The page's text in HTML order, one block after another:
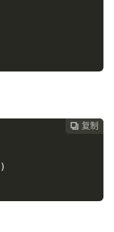
 复制
 复制
 复制
 复制
)